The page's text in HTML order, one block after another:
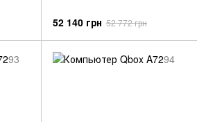
52 140 грн 52 772 грн